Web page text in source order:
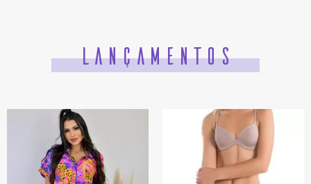
LANÇAMENTOS